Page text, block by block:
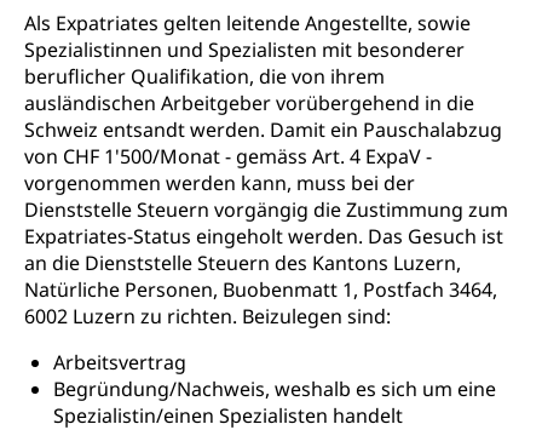
Als Expatriates gelten leitende Angestellte, sowie
Spezialistinnen und Spezialisten mit besonderer
beruflicher Qualifikation, die von ihrem
ausländischen Arbeitgeber vorübergehend in die
Schweiz entsandt werden. Damit ein Pauschalabzug
von CHF 1'500/Monat - gemäss Art. 4 ExpaV -
vorgenommen werden kann, muss bei der
Dienststelle Steuern vorgängig die Zustimmung zum
Expatriates-Status eingeholt werden. Das Gesuch ist
an die Dienststelle Steuern des Kantons Luzern,
Natürliche Personen, Buobenmatt 1, Postfach 3464,
6002 Luzern zu richten. Beizulegen sind:
Arbeitsvertrag
Begründung/Nachweis, weshalb es sich um eine
Spezialistin/einen Spezialisten handelt
Autoverkehr, Lastwagenverkehr, Schwerverkehr,
leistungsabhängige Schwerverkehrsabgabe,
Langsamverkehr, Transportmittel, Auto, Motorrad,
Individualverkehr
zentras (Betrieb und Unterhalt LU, OW, NW,
ZG)
Strassenverkehrsamt
Verkehr und Infrastruktur vif
Kantonsstrassen
Persönliches
Zivilstand
Geburt, Heirat, Ehe, Partnerschaft, Tod,
Zivilstandsamt, Zivilstandsregiste
Adoption
Adoptivkind, Adoptiveltern, Adoptionsvermittlung,
Adoptionsverfahren, elterliche Gewalt, elterliche